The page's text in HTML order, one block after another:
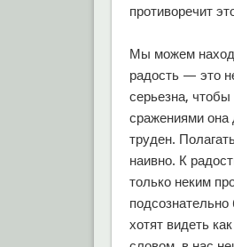
противоречит
Мы можем
радость — это
серьезна,
сражениями она
труден.
наивно. К
только неким
хотят видеть